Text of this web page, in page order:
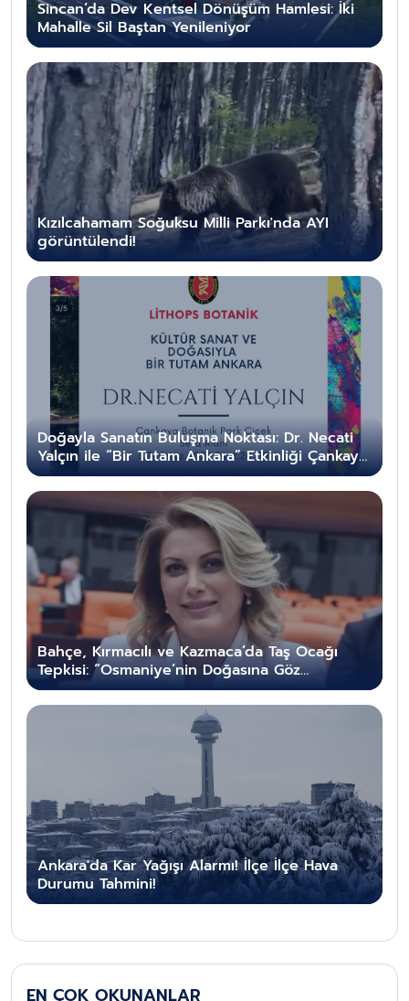
Sincan’da Dev Kentsel Dönüşüm Hamlesi: İki
Mahalle Sil Baştan Yenileniyor
Kızılcahamam Soğuksu Milli Parkı'nda AYI
görüntülendi!
Doğayla Sanatın Buluşma Noktası: Dr. Necati
Yalçın ile “Bir Tutam Ankara” Etkinliği Çankaya
Botanik Park’ta
Bahçe, Kırmacılı ve Kazmaca’da Taş Ocağı
Tepkisi: “Osmaniye’nin Doğasına Göz
Dikilmesine İzin Vermeyeceğiz”
Ankara'da Kar Yağışı Alarmı! İlçe İlçe Hava
Durumu Tahmini!
EN ÇOK OKUNANLAR